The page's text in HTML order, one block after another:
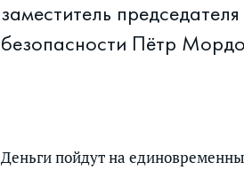
заместитель
безопасности Пётр
Деньги пойдут на